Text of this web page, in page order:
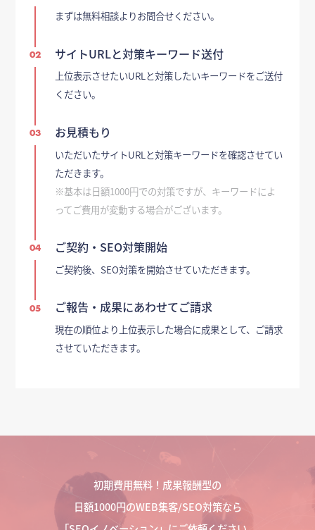
まずは無料相談よりお問合せください。
02 サイトURLと対策キーワード送付
上位表示させたいURLと対策したいキーワードをご送付
ください。
03 お見積もり
いただいたサイトURLと対策キーワードを確認させてい
ただきます。
※基本は日額1000円での対策ですが、キーワードによ
ってご費用が変動する場合がございます。
04 ご契約・SEO対策開始
ご契約後、SEO対策を開始させていただきます。
05 ご報告・成果にあわせてご請求
現在の順位より上位表示した場合に成果として、ご請求
させていただきます。
初期費用無料！成果報酬型の
日額1000円のWEB集客/SEO対策なら